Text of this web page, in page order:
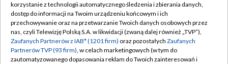
TVP
Abonament TVP
Emisja w TVP
Centrum informacji TVP
Regulamin TVP
Polityka prywatności
Moje zgody
korzystanie z technologii automatycznego śledzenia i zbierania danych,
dostęp do informacji na Twoim urządzeniu końcowym i ich
przechowywanie oraz na przetwarzanie Twoich danych osobowych przez
nas, czyli Telewizję Polską S.A. w likwidacji (zwaną dalej również „TVP”),
Zaufanych Partnerów z IAB* (1201 firm) oraz pozostałych Zaufanych
Partnerów TVP (93 firm), w celach marketingowych (w tym do
zautomatyzowanego dopasowania reklam do Twoich zainteresowań i